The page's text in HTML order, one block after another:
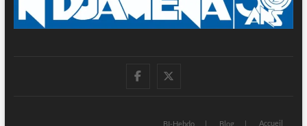
facebook
BI-Hebdo Blog Accueil